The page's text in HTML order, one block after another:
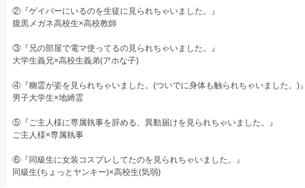
②『ゲイバーにいるのを生徒に見られちゃいました。』
腹黒メガネ高校生×高校教師
③『兄の部屋で電マ使ってるの見られちゃいました。』
大学生義兄×高校生義弟(アホな子)
④『幽霊が姿を見られちゃいました。(ついでに身体も触られちゃいました。)』
男子大学生×地縛霊
⑤『ご主人様に専属執事を辞める、異動届けを見られちゃいました。』
ご主人様×専属執事
⑥『同級生に女装コスプレしてたのを見られちゃいました。』
同級生(ちょっとヤンキー)×高校生(気弱)